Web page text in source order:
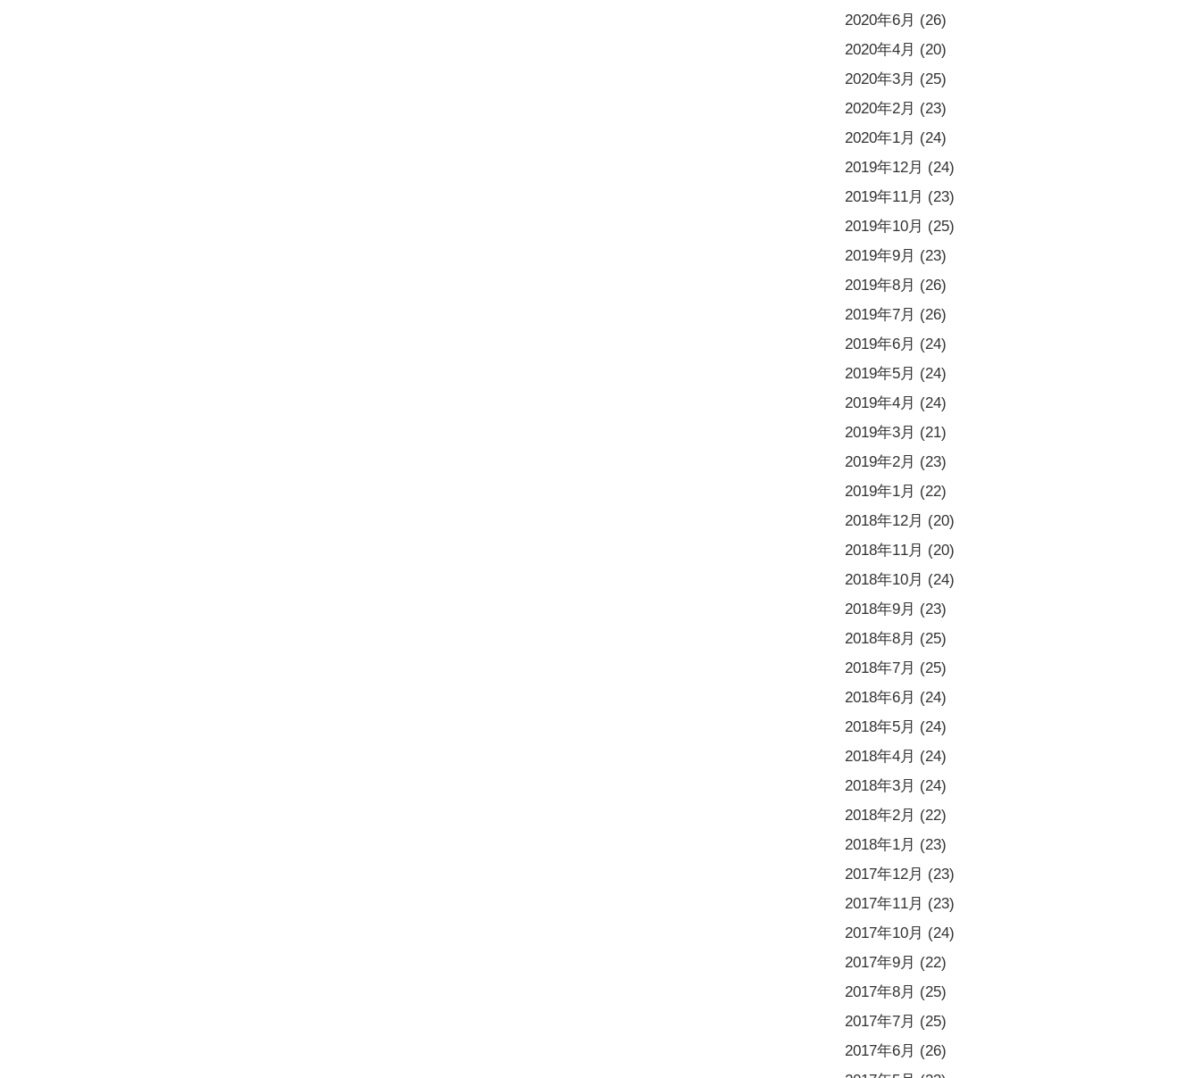
2020年6月 (26)
2020年4月 (20)
2020年3月 (25)
2020年2月 (23)
2020年1月 (24)
2019年12月 (24)
2019年11月 (23)
2019年10月 (25)
2019年9月 (23)
2019年8月 (26)
2019年7月 (26)
2019年6月 (24)
2019年5月 (24)
2019年4月 (24)
2019年3月 (21)
2019年2月 (23)
2019年1月 (22)
2018年12月 (20)
2018年11月 (20)
2018年10月 (24)
2018年9月 (23)
2018年8月 (25)
2018年7月 (25)
2018年6月 (24)
2018年5月 (24)
2018年4月 (24)
2018年3月 (24)
2018年2月 (22)
2018年1月 (23)
2017年12月 (23)
2017年11月 (23)
2017年10月 (24)
2017年9月 (22)
2017年8月 (25)
2017年7月 (25)
2017年6月 (26)